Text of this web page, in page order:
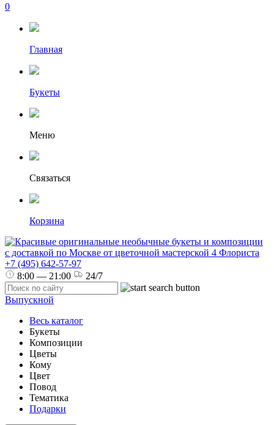
0
Главная
Букеты
Меню
Связаться
Корзина
+7 (495) 642-57-97
8:00 — 21:00
24/7
Выпускной
Весь каталог
Букеты
Композиции
Цветы
Кому
Цвет
Повод
Тематика
Подарки